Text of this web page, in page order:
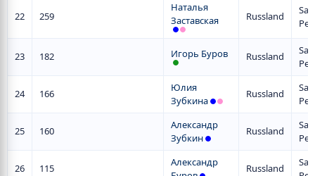
22 259
Наталья
Заставская
Russland
23 182 Игорь Буров Russland
24 166
Юлия
Зубкина
Russland
25 160
Александр
Зубкин
Russland
26 115
Александр
Russland